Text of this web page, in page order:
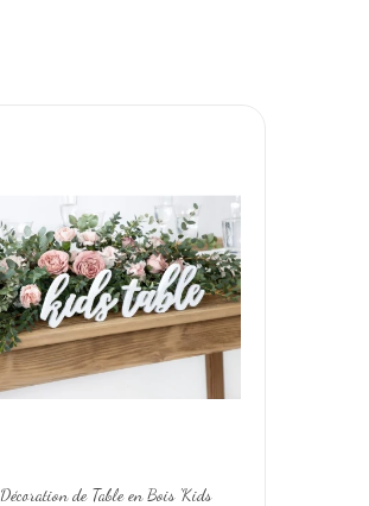
Décoration de Table en Bois 'Kids